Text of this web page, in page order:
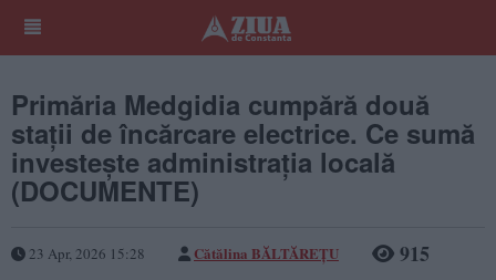
Primăria Medgidia cumpără două
stații de încărcare electrice. Ce sumă
investește administrația locală
(DOCUMENTE)
23 Apr, 2026 15:28 Cătălina BĂLTĂREȚU 915